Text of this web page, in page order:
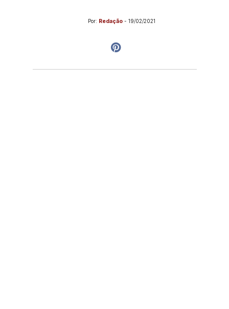
Por: Redação - 19/02/2021